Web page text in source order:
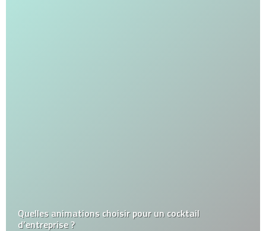
Quelles animations choisir pour un cocktail
d’entreprise ?